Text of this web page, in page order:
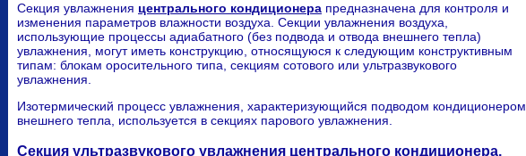
Секция увлажнения центрального кондиционера предназначена для контроля и
изменения параметров влажности воздуха. Секции увлажнения воздуха,
использующие процессы адиабатного (без подвода и отвода внешнего тепла)
увлажнения, могут иметь конструкцию, относящуюся к следующим конструктивным
типам: блокам оросительного типа, секциям сотового или ультразвукового
увлажнения.
Изотермический процесс увлажнения, характеризующийся подводом кондиционером
внешнего тепла, используется в секциях парового увлажнения.
Секция ультразвукового увлажнения центрального кондиционера.